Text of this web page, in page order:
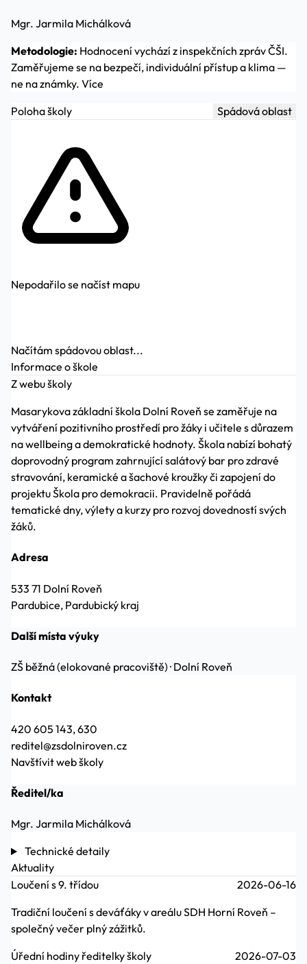
Mgr. Jarmila Michálková
Metodologie: Hodnocení vychází z inspekčních zpráv ČŠI.
Zaměřujeme se na bezpečí, individuální přístup a klima —
ne na známky. Více
Poloha školy
Spádová oblast
Nepodařilo se načíst mapu
Načítám spádovou oblast...
Informace o škole
Z webu školy
Masarykova základní škola Dolní Roveň se zaměřuje na
vytváření pozitivního prostředí pro žáky i učitele s důrazem
na wellbeing a demokratické hodnoty. Škola nabízí bohatý
doprovodný program zahrnující salátový bar pro zdravé
stravování, keramické a šachové kroužky či zapojení do
projektu Škola pro demokracii. Pravidelně pořádá
tematické dny, výlety a kurzy pro rozvoj dovedností svých
žáků.
Adresa
533 71 Dolní Roveň
Pardubice, Pardubický kraj
Další místa výuky
ZŠ běžná (elokované pracoviště) · Dolní Roveň
Kontakt
420 605 143, 630
reditel@zsdolniroven.cz
Navštívit web školy
Ředitel/ka
Mgr. Jarmila Michálková
Technické detaily
Aktuality
Loučení s 9. třídou
2026-06-16
Tradiční loučení s deváťáky v areálu SDH Horní Roveň –
společný večer plný zážitků.
Úřední hodiny ředitelky školy
2026-07-03